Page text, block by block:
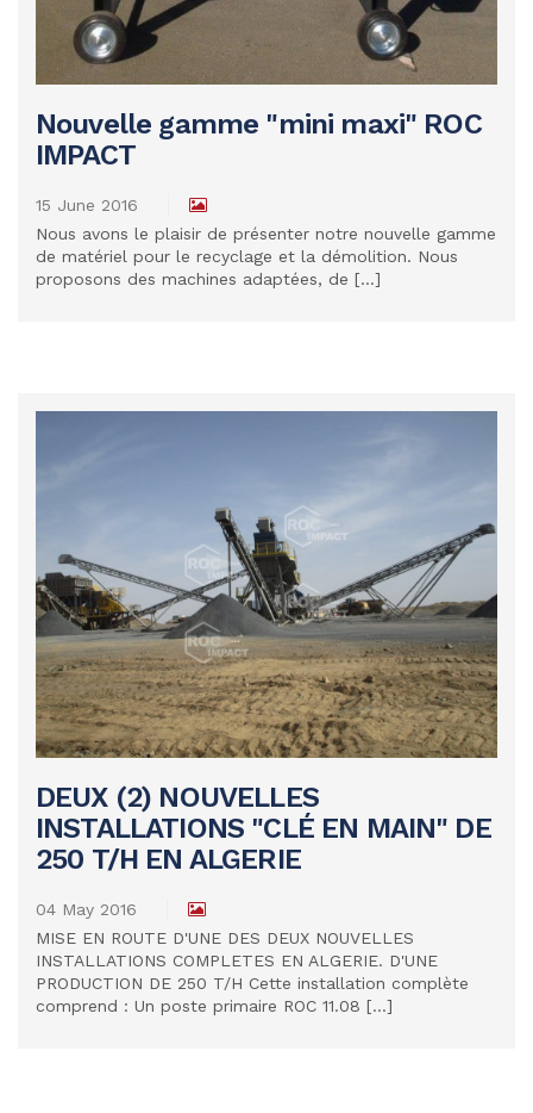
READ MORE
Nouvelle gamme "mini maxi" ROC
IMPACT
15 June 2016
Nous avons le plaisir de présenter notre nouvelle gamme
de matériel pour le recyclage et la démolition. Nous
proposons des machines adaptées, de [...]
READ MORE
DEUX (2) NOUVELLES
INSTALLATIONS "CLÉ EN MAIN" DE
250 T/H EN ALGERIE
04 May 2016
MISE EN ROUTE D'UNE DES DEUX NOUVELLES
INSTALLATIONS COMPLETES EN ALGERIE. D'UNE
PRODUCTION DE 250 T/H Cette installation complète
comprend : Un poste primaire ROC 11.08 [...]